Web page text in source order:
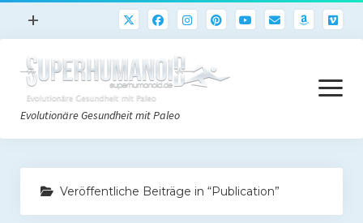
Menü
öffnen
+
Paleo
Rezepte
Sport
Gehirn
Freeletics
Evolutionäre Gesundheit mit Paleo
Menü
öffnen
Paleo Start
Paleo Grundlagen 2.0
Veröffentliche Beiträge in “Publication”